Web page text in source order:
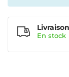
En stock